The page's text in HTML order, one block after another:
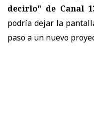
decirlo" de Canal
podría dejar la
paso a un nuevo